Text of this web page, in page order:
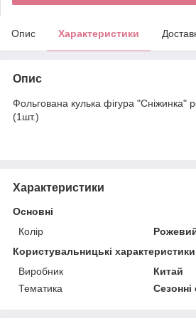
Опис Характеристики
Опис
Фольгована кулька фігура "Сніжинка"
(1шт.)
Характеристики
Основні
Колір
Користувальницькі характеристики
Виробник
Китай
Тематика
Сезонні